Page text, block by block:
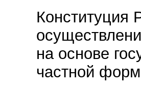
Конституция
на основе
частной